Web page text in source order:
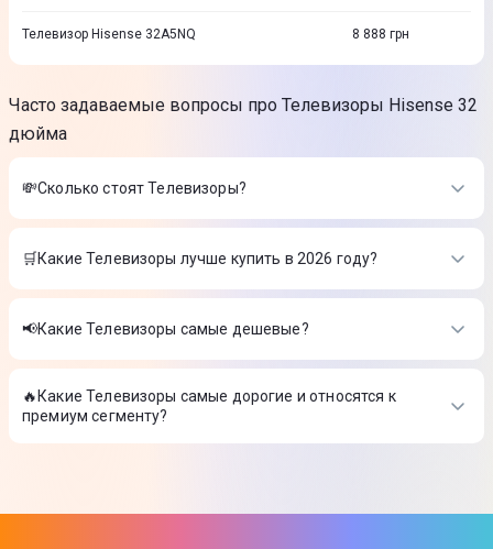
Телевизор Hisense 32A5NQ 8 888 грн
Часто задаваемые вопросы про Телевизоры Hisense 32
дюйма
💸Сколько стоят Телевизоры?
Стоимость товаров в категории Телевизоры в интернет-
магазине Цитрус
Телевизор Philips 43PUS7000/12-14 999 ₴
Телевизор Hisense 55E7Q
🛒Какие Телевизоры лучше купить в 2026 году?
Самые лучшие Телевизоры в 2026 году по мнению интернет-
магазина Цитрус
Телевизор Philips 43PUS7000/12-14 999 ₴
Телевизор Hisense 55E7Q- 23 999 ₴
📢Какие Телевизоры самые дешевые?
На сегодня самые дешевые Телевизоры
Телевизор LG 50UA75006LA-18 999 ₴
Телевизор Philips 43PUS7000/12
Телевизор Hisense 55E7Q
23 999 ₴
🔥Какие Телевизоры самые дорогие и относятся к
премиум сегменту?